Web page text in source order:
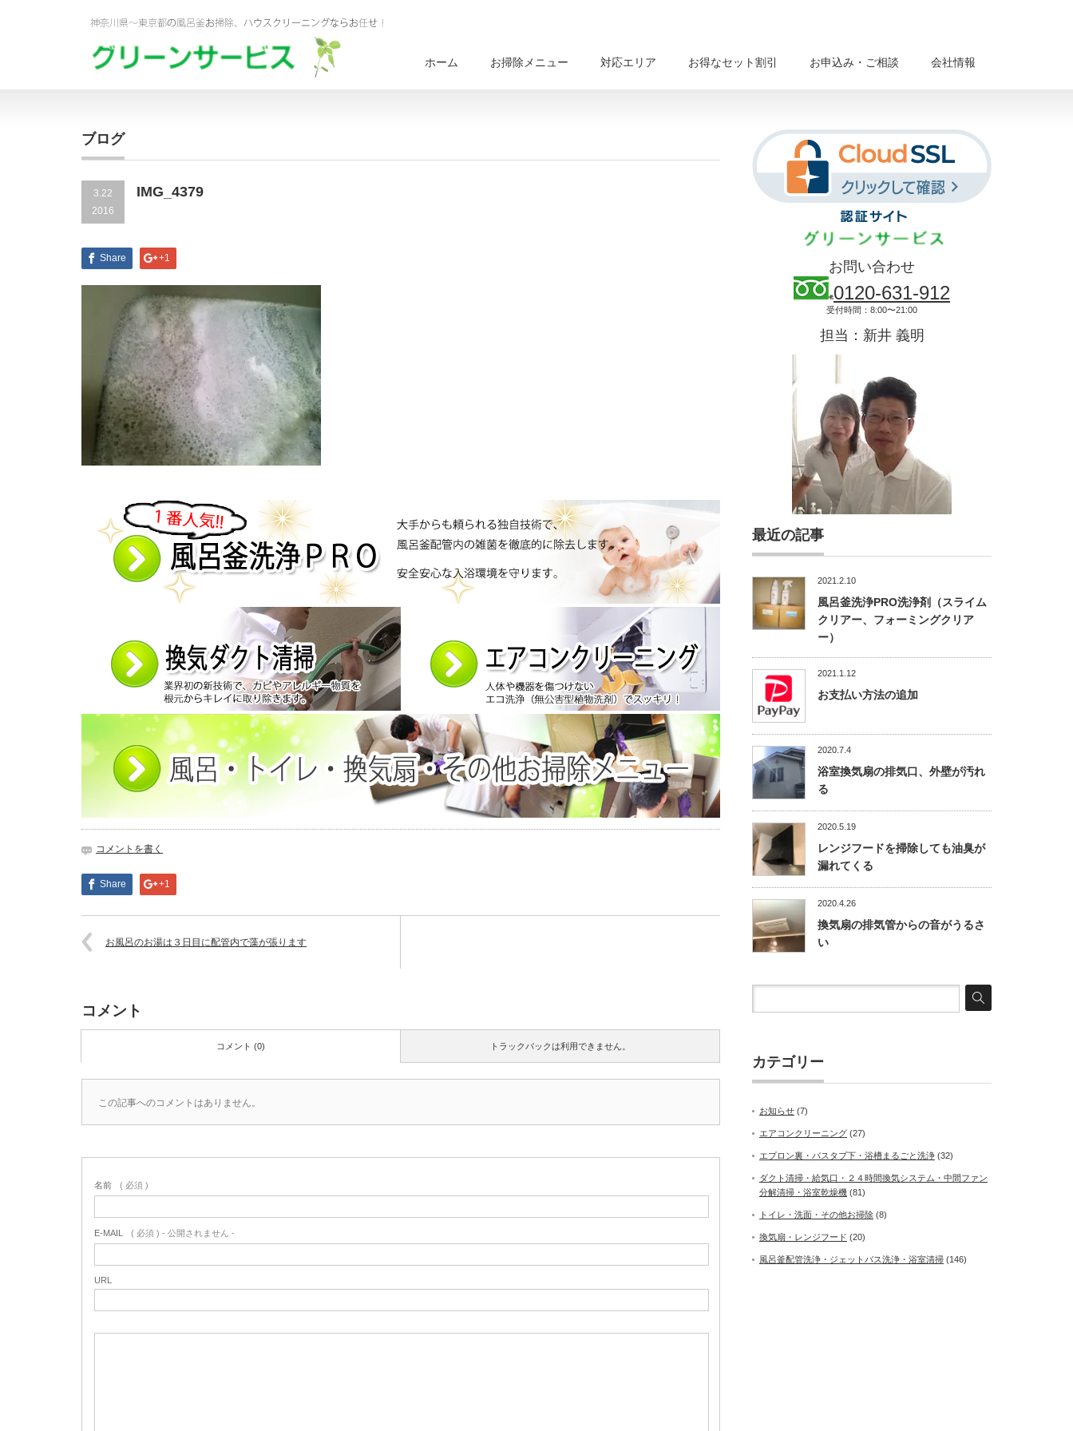
ホーム お掃除メニュー 対応エリア お得なセット割引 お申込み・ご相談 会社情報
ブログ
3.22
2016
IMG_4379
Share +1
コメントを書く
Share +1
お風呂のお湯は３日目に配管内で藻が張ります
コメント
トラックバックは利用できません。
コメント (0)
この記事へのコメントはありません。
名前 ( 必須 )
E-MAIL ( 必須 ) - 公開されません -
URL
お問い合わせ
0120-631-912
受付時間：8:00〜21:00
担当：新井 義明
最近の記事
2021.2.10
風呂釜洗浄PRO洗浄剤（スライム
クリアー、フォーミングクリア
ー）
2021.1.12
お支払い方法の追加
2020.7.4
浴室換気扇の排気口、外壁が汚れ
る
2020.5.19
レンジフードを掃除しても油臭が
漏れてくる
2020.4.26
換気扇の排気管からの音がうるさ
い
カテゴリー
お知らせ (7)
エアコンクリーニング (27)
エプロン裏・バスタブ下・浴槽まるごと洗浄 (32)
ダクト清掃・給気口・２４時間換気システム・中間ファン
分解清掃・浴室乾燥機 (81)
トイレ・洗面・その他お掃除 (8)
換気扇・レンジフード (20)
風呂釜配管洗浄・ジェットバス洗浄・浴室清掃 (146)